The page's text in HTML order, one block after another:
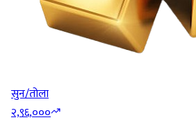
सुन/तोला
२,९६,०००